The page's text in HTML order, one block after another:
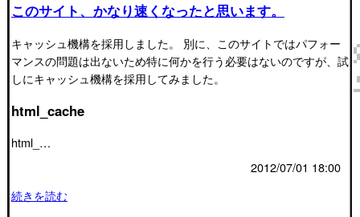
このサイト、かなり速くなったと思います。
キャッシュ機構を採用しました。 別に、このサイトではパフォー
マンスの問題は出ないため特に何かを行う必要はないのですが、試
しにキャッシュ機構を採用してみました。
html_cache
html_…
2012/07/01 18:00
続きを読む